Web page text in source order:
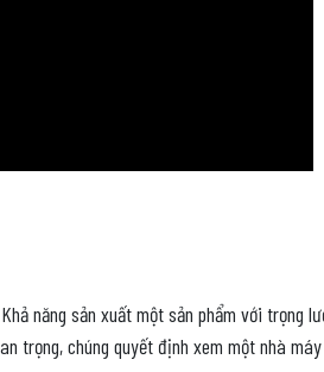
năng sản xuất một sản phẩm với trọng
trọng, chúng quyết định xem một nhà